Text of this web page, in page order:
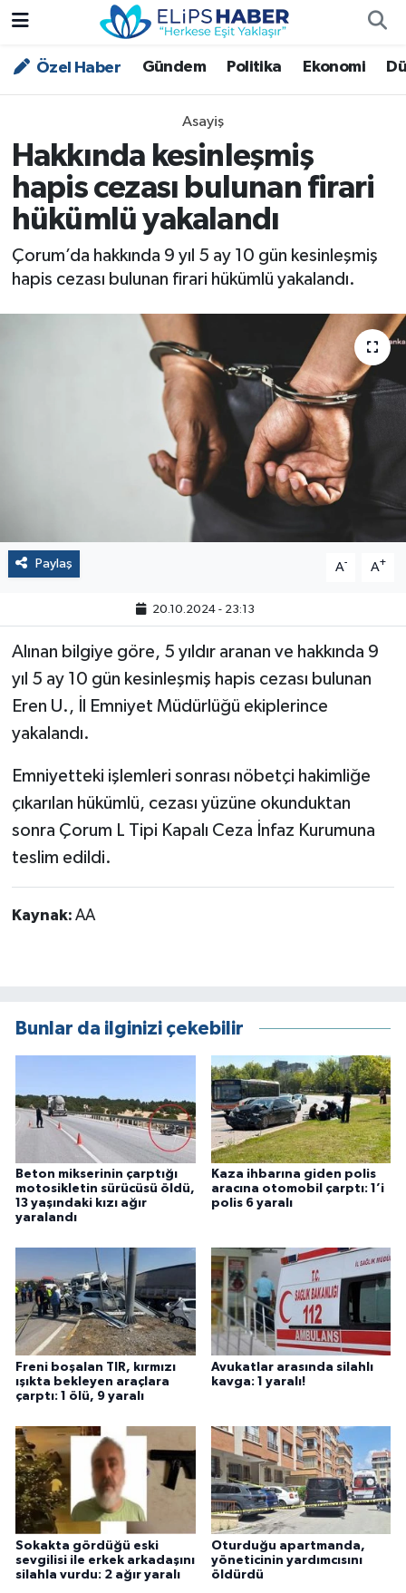
Özel Haber Gündem Politika Ekonomi
Asayiş
Hakkında kesinleşmiş
hapis cezası bulunan firari
hükümlü yakalandı
Çorum’da hakkında 9 yıl 5 ay 10 gün kesinleşmiş
hapis cezası bulunan firari hükümlü yakalandı.
Paylaş A- A+
20.10.2024 - 23:13
Alınan bilgiye göre, 5 yıldır aranan ve hakkında 9
yıl 5 ay 10 gün kesinleşmiş hapis cezası bulunan
Eren U., İl Emniyet Müdürlüğü ekiplerince
yakalandı.
Emniyetteki işlemleri sonrası nöbetçi hakimliğe
çıkarılan hükümlü, cezası yüzüne okunduktan
sonra Çorum L Tipi Kapalı Ceza İnfaz Kurumuna
teslim edildi.
Kaynak: AA
Bunlar da ilginizi çekebilir
Beton mikserinin çarptığı
motosikletin sürücüsü öldü,
13 yaşındaki kızı ağır
yaralandı
Kaza ihbarına giden polis
aracına otomobil çarptı: 1’i
polis 6 yaralı
Freni boşalan TIR, kırmızı
ışıkta bekleyen araçlara
çarptı: 1 ölü, 9 yaralı
Avukatlar arasında silahlı
kavga: 1 yaralı!
Sokakta gördüğü eski
sevgilisi ile erkek arkadaşını
silahla vurdu: 2 ağır yaralı
Oturduğu apartmanda,
yöneticinin yardımcısını
öldürdü
Özel Haber
Asayiş
Bilim - Teknoloji
Çevre - İklim
Kültür - Sanat
Yaşam
Çalışma Hayatı
Kadın
Yurt
Nöbetçi Eczaneler
Trafik Durumu
Süper Lig Puan Durumu ve Fikstür
Tüm Manşetler